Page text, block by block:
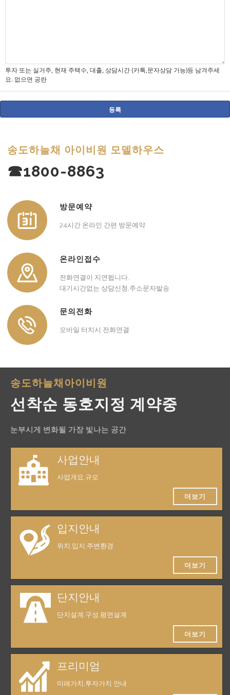
투자 또는 실거주, 현재 주택수, 대출, 상담시간 (카톡,문자상담 가능)등 남겨주세
요. 없으면 공란
송도하늘채 아이비원 모델하우스
☎1800-8863
방문예약
24시간 온라인 간편 방문예약
온라인접수
전화연결이 지연됩니다.
대기시간없는 상담신청,주소문자발송
문의전화
모바일 터치시 전화연결
송도하늘채아이비원
선착순 동호지정 계약중
눈부시게 변화될 가장 빛나는 공간
사업안내
사업개요,규모
더보기
입지안내
위치,입지,주변환경
더보기
단지안내
단지설계,구성,평면설계
더보기
프리미엄
미래가치,투자가치 안내